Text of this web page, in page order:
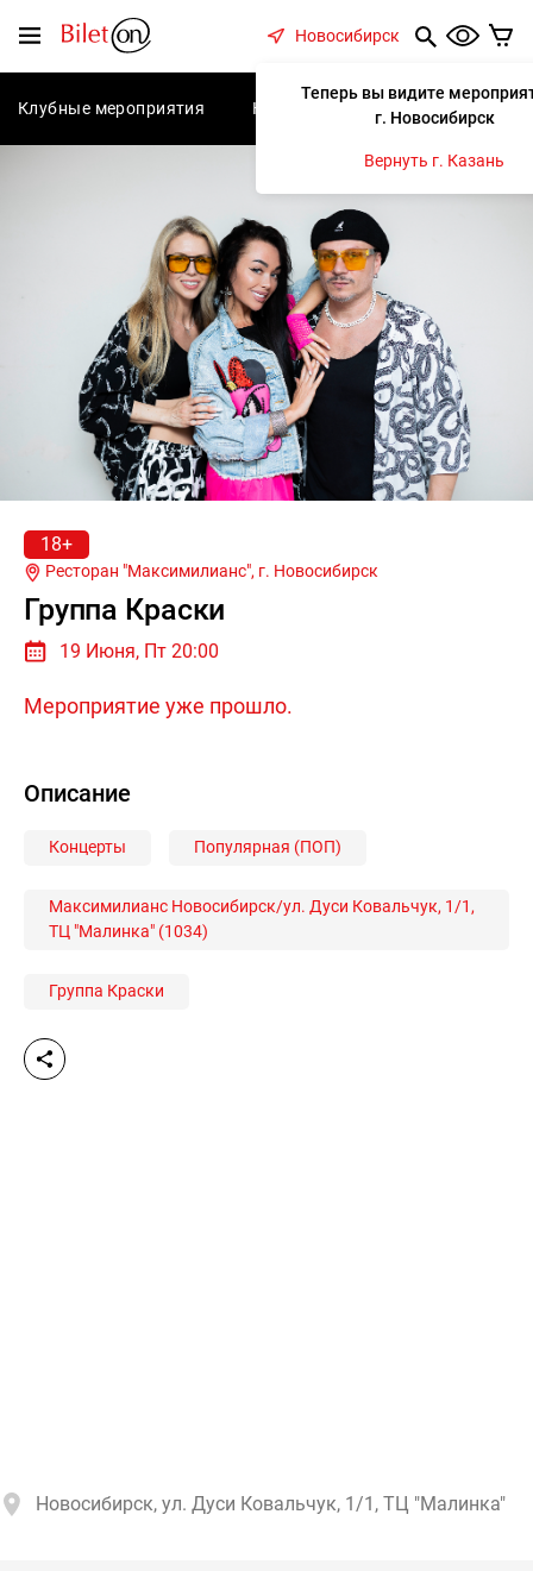
Меню
Новосибирск
Теперь вы видите
г. Новосибирск
Вернуть г. Казань
Клубные мероприятия Концерты Спектакли
18+
Ресторан "Максимилианс", г. Новосибирск
Группа Краски
19 Июня, Пт 20:00
Мероприятие уже прошло.
Описание
Концерты Популярная (ПОП)
Максимилианс Новосибирск/ул. Дуси Ковальчук, 1/1,
ТЦ "Малинка" (1034)
Группа Краски
Новосибирск, ул. Дуси Ковальчук, 1/1, ТЦ "Малинка"